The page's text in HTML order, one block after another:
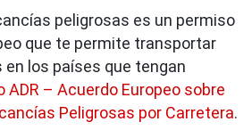
peligrosas es un permiso
que te permite transportar
los países que tengan
ADR – Acuerdo Europeo sobre
Peligrosas por Carretera.